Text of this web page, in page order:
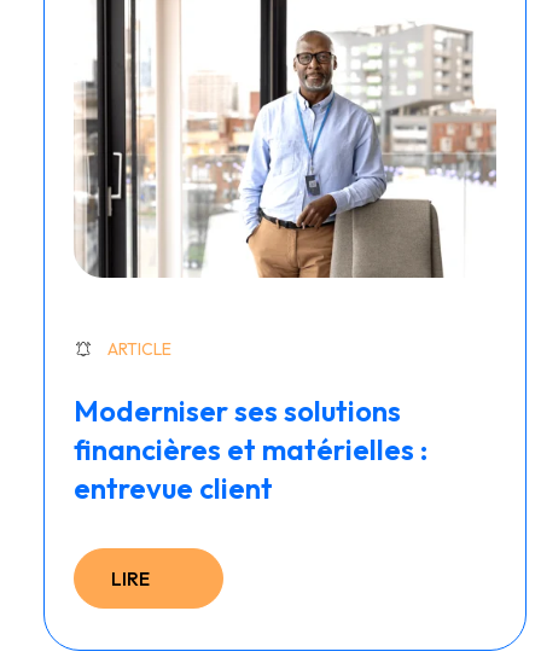
ARTICLE
Moderniser ses solutions
financières et matérielles :
entrevue client
LIRE